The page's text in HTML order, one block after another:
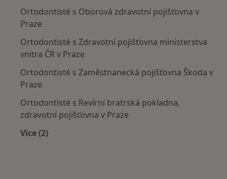
Ortodontisté s Oborová zdravotní pojišťovna v
Praze
Ortodontisté s Zdravotní pojišťovna ministerstva
vnitra ČR v Praze
Ortodontisté s Zaměstnanecká pojišťovna Škoda v
Praze
Ortodontisté s Revírní bratrská pokladna,
zdravotní pojišťovna v Praze
Více (2)